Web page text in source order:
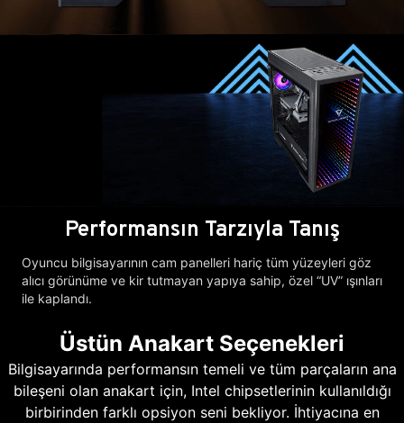
Performansın Tarzıyla Tanış
Oyuncu bilgisayarının cam panelleri hariç tüm yüzeyleri göz
alıcı görünüme ve kir tutmayan yapıya sahip, özel “UV” ışınları
ile kaplandı.
Üstün Anakart Seçenekleri
Bilgisayarında performansın temeli ve tüm parçaların ana
bileşeni olan anakart için, Intel chipsetlerinin kullanıldığı
birbirinden farklı opsiyon seni bekliyor. İhtiyacına en